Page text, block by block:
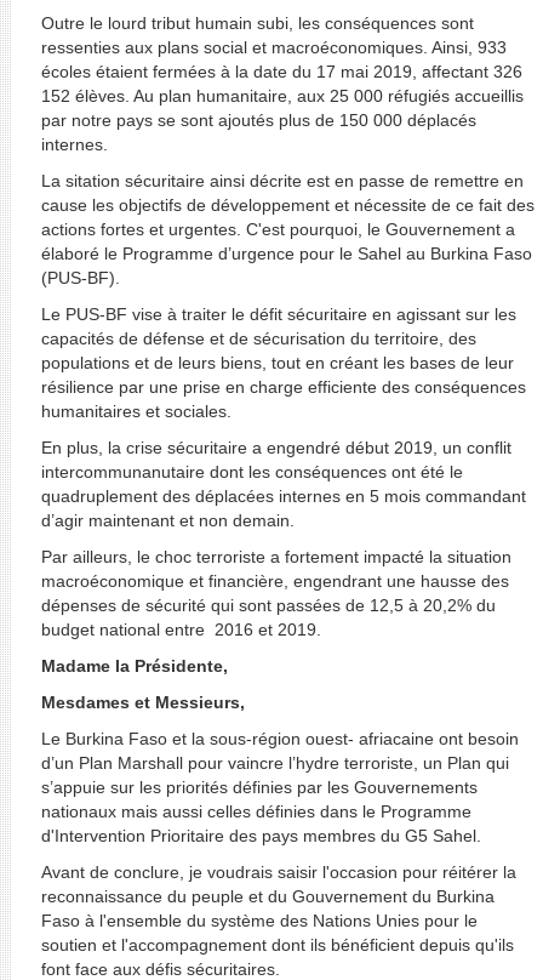
Outre le lourd tribut humain subi, les conséquences sont
ressenties aux plans social et macroéconomiques. Ainsi, 933
écoles étaient fermées à la date du 17 mai 2019, affectant 326
152 élèves. Au plan humanitaire, aux 25 000 réfugiés accueillis
par notre pays se sont ajoutés plus de 150 000 déplacés
internes.
La sitation sécuritaire ainsi décrite est en passe de remettre en
cause les objectifs de développement et nécessite de ce fait des
actions fortes et urgentes. C'est pourquoi, le Gouvernement a
élaboré le Programme d’urgence pour le Sahel au Burkina Faso
(PUS-BF).
Le PUS-BF vise à traiter le défit sécuritaire en agissant sur les
capacités de défense et de sécurisation du territoire, des
populations et de leurs biens, tout en créant les bases de leur
résilience par une prise en charge efficiente des conséquences
humanitaires et sociales.
En plus, la crise sécuritaire a engendré début 2019, un conflit
intercommunanutaire dont les conséquences ont été le
quadruplement des déplacées internes en 5 mois commandant
d’agir maintenant et non demain.
Par ailleurs, le choc terroriste a fortement impacté la situation
macroéconomique et financière, engendrant une hausse des
dépenses de sécurité qui sont passées de 12,5 à 20,2% du
budget national entre 2016 et 2019.
Madame la Présidente,
Mesdames et Messieurs,
Le Burkina Faso et la sous-région ouest- afriacaine ont besoin
d’un Plan Marshall pour vaincre l’hydre terroriste, un Plan qui
s’appuie sur les priorités définies par les Gouvernements
nationaux mais aussi celles définies dans le Programme
d'Intervention Prioritaire des pays membres du G5 Sahel.
Avant de conclure, je voudrais saisir l'occasion pour réitérer la
reconnaissance du peuple et du Gouvernement du Burkina
Faso à l'ensemble du système des Nations Unies pour le
soutien et l'accompagnement dont ils bénéficient depuis qu'ils
font face aux défis sécuritaires.